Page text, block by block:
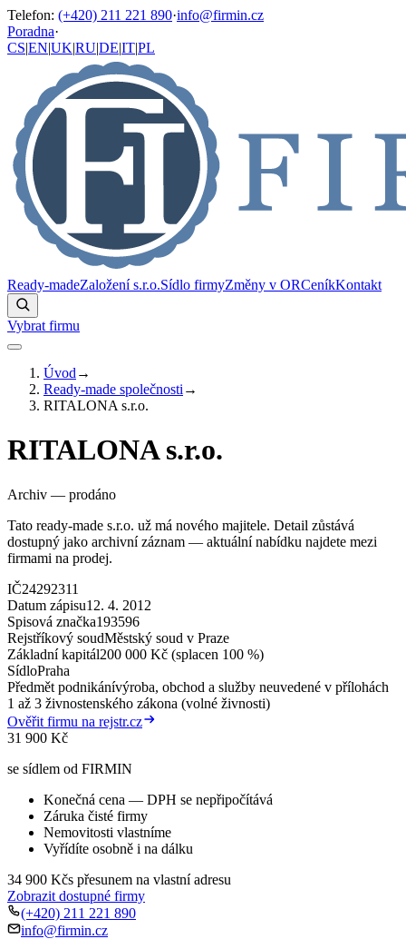
Telefon: (+420) 211 221 890·info@firmin.cz
Poradna·
CS|EN|UK|RU|DE|IT|PL
Ready-madeZaložení s.r.o.Sídlo firmyZměny v ORCeníkKontakt
Vybrat firmu
Úvod →
Ready-made společnosti →
RITALONA s.r.o.
RITALONA s.r.o.
Archiv — prodáno
Tato ready-made s.r.o. už má nového majitele. Detail zůstává
dostupný jako archivní záznam — aktuální nabídku najdete mezi
firmami na prodej.
IČ24292311
Datum zápisu12. 4. 2012
Spisová značka193596
Rejstříkový soudMěstský soud v Praze
Základní kapitál200 000 Kč (splacen 100 %)
SídloPraha
Předmět podnikánívýroba, obchod a služby neuvedené v přílohách
1 až 3 živnostenského zákona (volné živnosti)
Ověřit firmu na rejstr.cz
31 900 Kč
se sídlem od FIRMIN
Konečná cena — DPH se nepřipočítává
Záruka čisté firmy
Nemovitosti vlastníme
Vyřídíte osobně i na dálku
34 900 Kčs přesunem na vlastní adresu
Zobrazit dostupné firmy
(+420) 211 221 890
info@firmin.cz